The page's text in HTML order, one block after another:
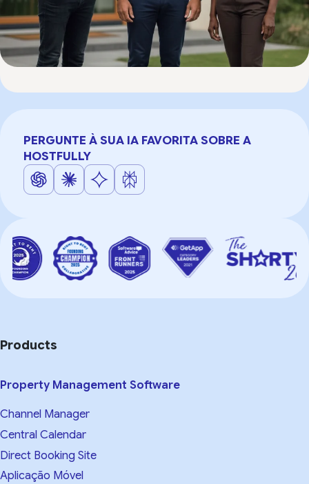
PERGUNTE À SUA IA FAVORITA SOBRE A
HOSTFULLY
Products
Property Management Software
Channel Manager
Central Calendar
Direct Booking Site
Aplicação Móvel